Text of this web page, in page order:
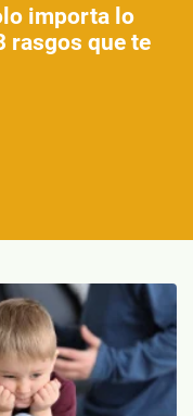
importa lo
rasgos que te